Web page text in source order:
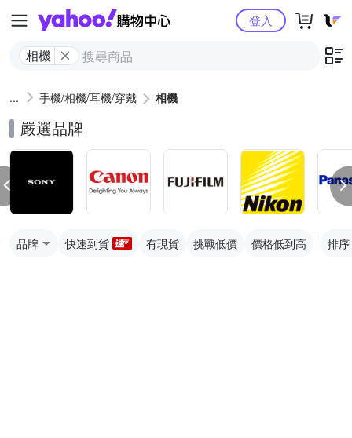
Yahoo購物中心
相機
登入
手機/相機/耳機/穿戴 相機
嚴選品牌
品牌 快速到貨 有現貨 挑戰低價 價格低到高 排序